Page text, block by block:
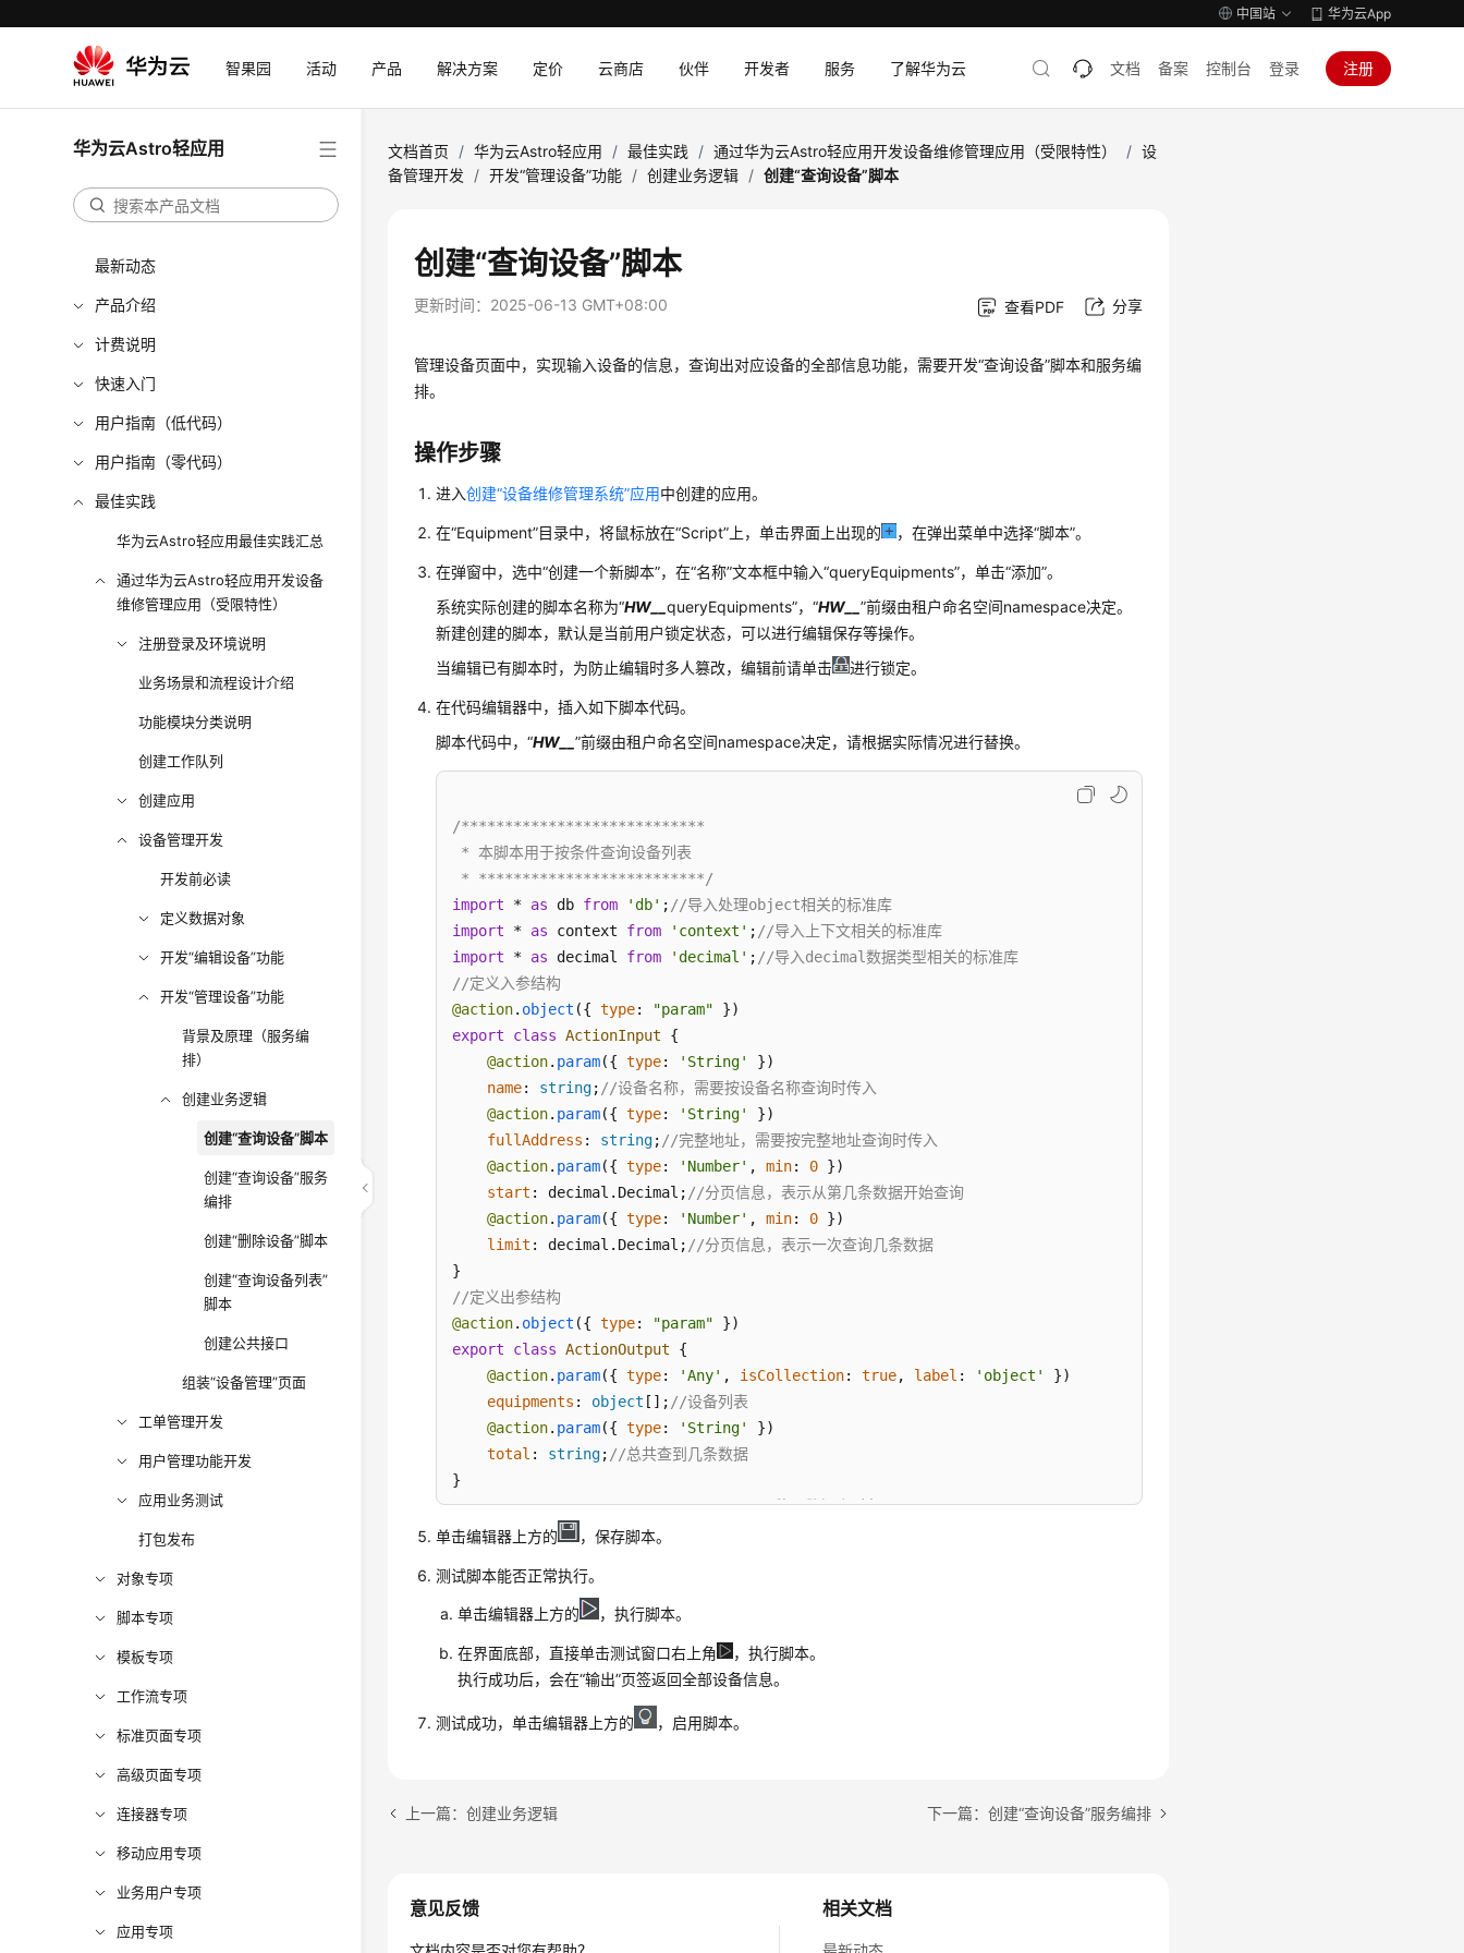
中国站 华为云App
智果园 活动 产品 解决方案 定价 云商店 伙伴 开发者 服务 了解华为云 文档 备案 控制台 登录 注册
华为云Astro轻应用
最新动态
产品介绍
计费说明
快速入门
用户指南（低代码）
用户指南（零代码）
最佳实践
华为云Astro轻应用最佳实践汇总
通过华为云Astro轻应用开发设备
维修管理应用（受限特性）
注册登录及环境说明
业务场景和流程设计介绍
功能模块分类说明
创建工作队列
创建应用
设备管理开发
开发前必读
定义数据对象
开发“编辑设备”功能
开发“管理设备”功能
背景及原理（服务编
排）
创建业务逻辑
创建“查询设备”脚本
创建“查询设备”服务
编排
创建“删除设备”脚本
创建“查询设备列表”
脚本
创建公共接口
组装“设备管理”页面
工单管理开发
用户管理功能开发
应用业务测试
打包发布
对象专项
脚本专项
模板专项
工作流专项
标准页面专项
高级页面专项
连接器专项
移动应用专项
业务用户专项
应用专项
文档首页 / 华为云Astro轻应用 / 最佳实践 / 通过华为云Astro轻应用开发设备维修管理应用（受限特性） / 设
备管理开发
/ 开发“管理设备”功能 / 创建业务逻辑 / 创建“查询设备”脚本
创建“查询设备”脚本
更新时间： 2025-06-13 GMT+08:00 查看PDF 分享
管理设备页面中，实现输入设备的信息，查询出对应设备的全部信息功能，需要开发“查询设备”脚本和服务编
排。
操作步骤
进入创建“设备维修管理系统”应用中创建的应用。
在“Equipment”目录中，将鼠标放在“Script”上，单击界面上出现的 ，在弹出菜单中选择“脚本”。
在弹窗中，选中“创建一个新脚本”，在“名称”文本框中输入“queryEquipments”，单击“添加”。
系统实际创建的脚本名称为“HW__queryEquipments”，“HW__”前缀由租户命名空间namespace决定。
新建创建的脚本，默认是当前用户锁定状态，可以进行编辑保存等操作。
当编辑已有脚本时，为防止编辑时多人篡改，编辑前请单击
进行锁定。
在代码编辑器中，插入如下脚本代码。
脚本代码中，“HW__”前缀由租户命名空间namespace决定，请根据实际情况进行替换。
/****************************
* 本脚本用于按条件查询设备列表
* **************************/
import * as db from 'db' ; //导入处理object相关的标准库
import * as context from 'context' ; //导入上下文相关的标准库
import * as decimal from 'decimal' ; //导入decimal数据类型相关的标准库
//定义入参结构
@action. object ({ type: "param"
export
class ActionInput {
@action. param({ type: 'String'
})
name: string; //设备名称，需要按设备名称查询时传入
@action. param({ type: 'String'
})
fullAddress : string; //完整地址，需要按完整地址查询时传入
@action. param({ type: 'Number' , min: 0 })
start : decimal. Decimal ; //分页信息，表示从第几条数据开始查询
@action. param({ type: 'Number' , min: 0 })
limit : decimal. Decimal ; //分页信息，表示一次查询几条数据
//定义出参结构
@action. object ({ type: "param"
export
class ActionOutput {
@action. param({ type: 'Any' , isCollection: true, label : 'object'
})
equipments : object []; //设备列表
@action. param({ type: 'String'
})
total : string; //总共查到几条数据
@useObject(['HW__Equipment__CST']) //使用数据库对象HW__Equipment__CST
@action .object({ type: "method"
@action.method
public
queryEquipments
try {
//获取HW__Equipment__CST这个Object的操作实例
let s = db. object('HW__Equipment__CST'
"createdDate",
"desc"
单击编辑器上方的 ，保存脚本。
测试脚本能否正常执行。
单击编辑器上方的 ，执行脚本。
在界面底部，直接单击测试窗口右上角
，执行脚本。
执行成功后，会在“输出”页签返回全部设备信息。
测试成功，单击编辑器上方的 ，启用脚本。
上一篇：创建业务逻辑 下一篇：创建“查询设备”服务编排
相关文档
意见反馈